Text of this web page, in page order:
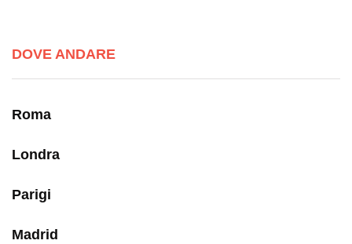
DOVE ANDARE
Roma
Londra
Parigi
Madrid